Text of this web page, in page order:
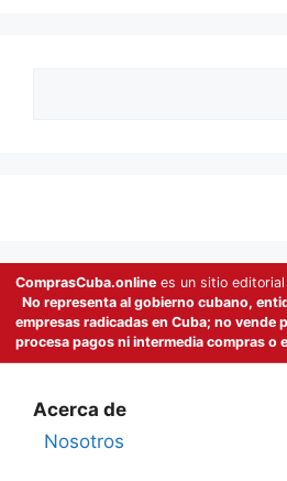
ComprasCuba.online es un sitio
No representa al gobierno cubano,
empresas radicadas en Cuba; no vende
procesa pagos ni intermedia compras o
Acerca de
Nosotros